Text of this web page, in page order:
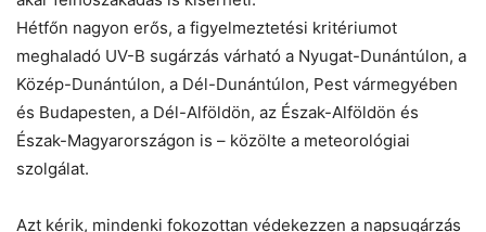
Hétfőn nagyon erős, a figyelmeztetési kritériumot
meghaladó UV-B sugárzás várható a Nyugat-Dunántúlon, a
Közép-Dunántúlon, a Dél-Dunántúlon, Pest vármegyében
és Budapesten, a Dél-Alföldön, az Észak-Alföldön és
Észak-Magyarországon is – közölte a meteorológiai
szolgálat.
Azt kérik, mindenki fokozottan védekezzen a napsugárzás